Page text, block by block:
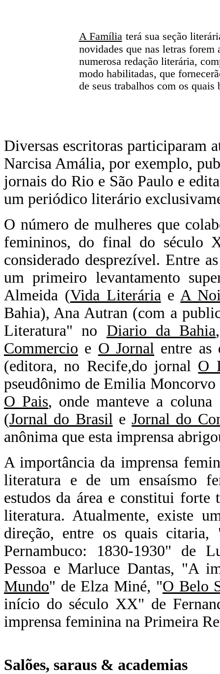
A Família terá sua seção
novidades que nas letras
numerosa redação literária,
modo habilitadas, que
de seus trabalhos com os
Diversas escritoras participaram
Narcisa Amália, por exemplo,
jornais do Rio e São Paulo e
um periódico literário
O número de mulheres que
femininos, do final do século
considerado desprezível. Entre
um primeiro levantamento
Almeida (Vida LiteráriaeA
Bahia), Ana Autran (com a
Literatura" no Diario da Bahia
Commercio e O Jornal entre as
(editora, no Recife,do jornal O
pseudônimo de Emilia
O Pais, onde manteve a coluna
(Jornal do BrasileJornal do
anônima que esta imprensa
A importância da imprensa
literatura e de um ensaísmo
estudos da área e constitui forte
literatura. Atualmente, existe
direção, entre os quais
Pernambuco: 1830-1930" de
Pessoa e Marluce Dantas, "A
Mundo" de Elza Miné, "O Belo
início do século XX" de
imprensa feminina na Primeira
Salões, saraus & academias